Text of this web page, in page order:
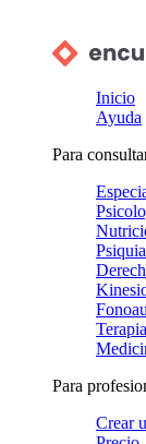
Inicio
Ayuda
Para
Para
Crear